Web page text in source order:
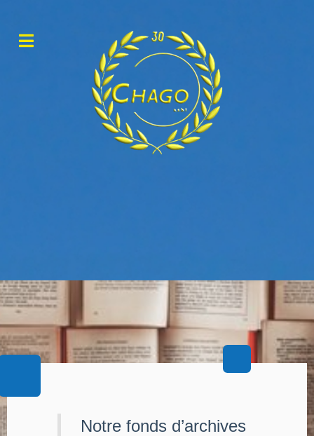
Notre fonds d’archives